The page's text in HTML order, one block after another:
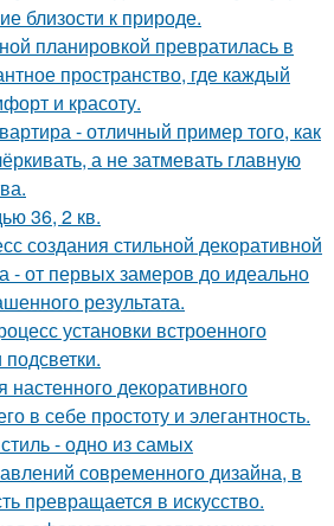
близости к природе.
планировкой превратилась в
пространство, где каждый
и красоту.
- отличный пример того, как
а не затмевать главную
36, 2 кв.
создания стильной декоративной
- от первых замеров до идеально
результата.
установки встроенного
настенного декоративного
в себе простоту и элегантность.
- одно из самых
современного дизайна, в
превращается в искусство.